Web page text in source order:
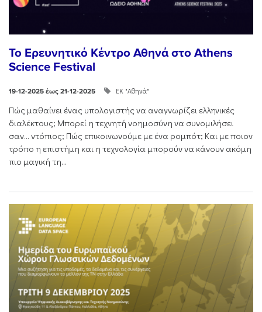
Το Ερευνητικό Κέντρο Αθηνά στο Athens
Science Festival
19-12-2025 έως 21-12-2025 ΕΚ "Αθηνά"
Πώς μαθαίνει ένας υπολογιστής να αναγνωρίζει ελληνικές
διαλέκτους; Μπορεί η τεχνητή νοημοσύνη να συνομιλήσει
σαν… ντόπιος; Πώς επικοινωνούμε με ένα ρομπότ; Και με ποιον
τρόπο η επιστήμη και η τεχνολογία μπορούν να κάνουν ακόμη
πιο μαγική τη...